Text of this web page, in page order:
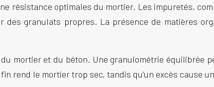
résistance optimales du mortier. Les impuretés,
granulats propres. La présence de matières
mortier et du béton. Une granulométrie équilibrée
rend le mortier trop sec, tandis qu’un excès cause